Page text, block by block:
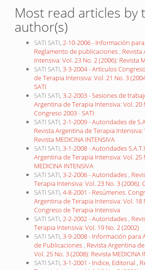
Most read articles by
author(s)
SATI SATI, 2-10-2006 - Información
Reglamento de publicaciones , Revista
Intensiva: Vol. 23 No. 2 (2006): Revista
SATI SATI, 3-3-2004 - Artículos Congreso
de Terapia Intensiva: Vol. 21 No. 3
SATI
SATI SATI, 3-2-2003 - Sesiones de
Argentina de Terapia Intensiva: Vol. 20
Congreso 2003 - SATI
SATI SATI, 2-1-2009 - Autoridades de
Revista Argentina de Terapia Intensiva:
Revista MEDICINA INTENSIVA
SATI SATI, 3-1-2008 - Autoridades
Argentina de Terapia Intensiva: Vol. 25
MEDICINA INTENSIVA
SATI SATI, 3-2-2006 - Autoridades ,
Terapia Intensiva: Vol. 23 No. 3 (2006):
SATI SATI, 4-8-2001 - Resúmenes.
Argentina de Terapia Intensiva: Vol. 18
Congreso de Terapia Intensiva
SATI SATI, 2-2-2002 - Autoridades ,
Terapia Intensiva: Vol. 19 No. 2 (2002)
SATI SATI, 3-9-2008 - Información para
de Publicaciones , Revista Argentina
Vol. 25 No. 3 (2008): Revista MEDICINA
SATI SATI, 3-1-2001 - Indice, Editorial ,